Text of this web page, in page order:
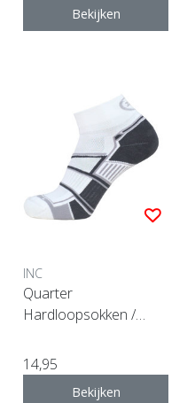
Bekijken
INC
Quarter
Hardloopsokken /
14,95
Bekijken